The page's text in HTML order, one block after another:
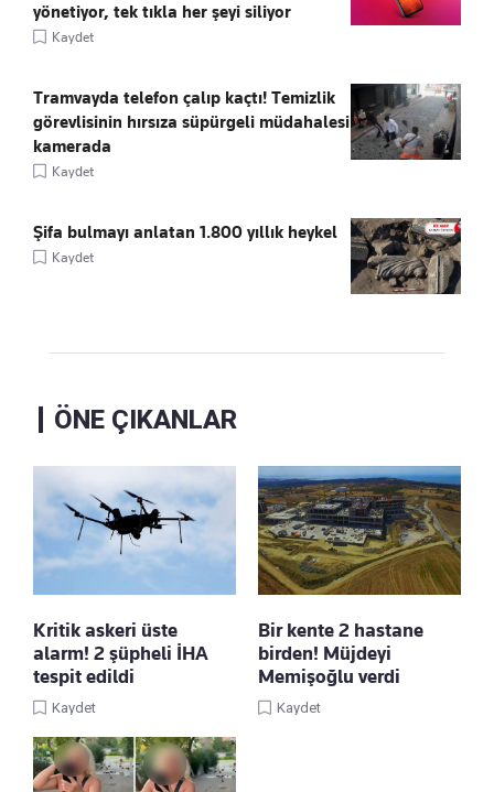
yönetiyor, tek tıkla her şeyi siliyor
Kaydet
Tramvayda telefon çalıp kaçtı! Temizlik
görevlisinin hırsıza süpürgeli müdahalesi
kamerada
Kaydet
Şifa bulmayı anlatan 1.800 yıllık heykel
Kaydet
ÖNE ÇIKANLAR
Kritik askeri üste
alarm! 2 şüpheli İHA
tespit edildi
Kaydet
Bir kente 2 hastane
birden! Müjdeyi
Memişoğlu verdi
Kaydet